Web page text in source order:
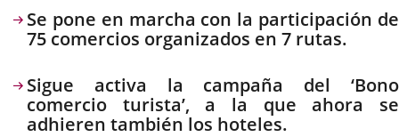
Descripción
Se pone en marcha con la participación de
75 comercios organizados en 7 rutas.
Sigue activa la campaña del ‘Bono
comercio turista’, a la que ahora se
adhieren también los hoteles.